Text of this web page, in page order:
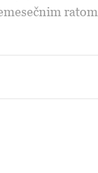
ratom